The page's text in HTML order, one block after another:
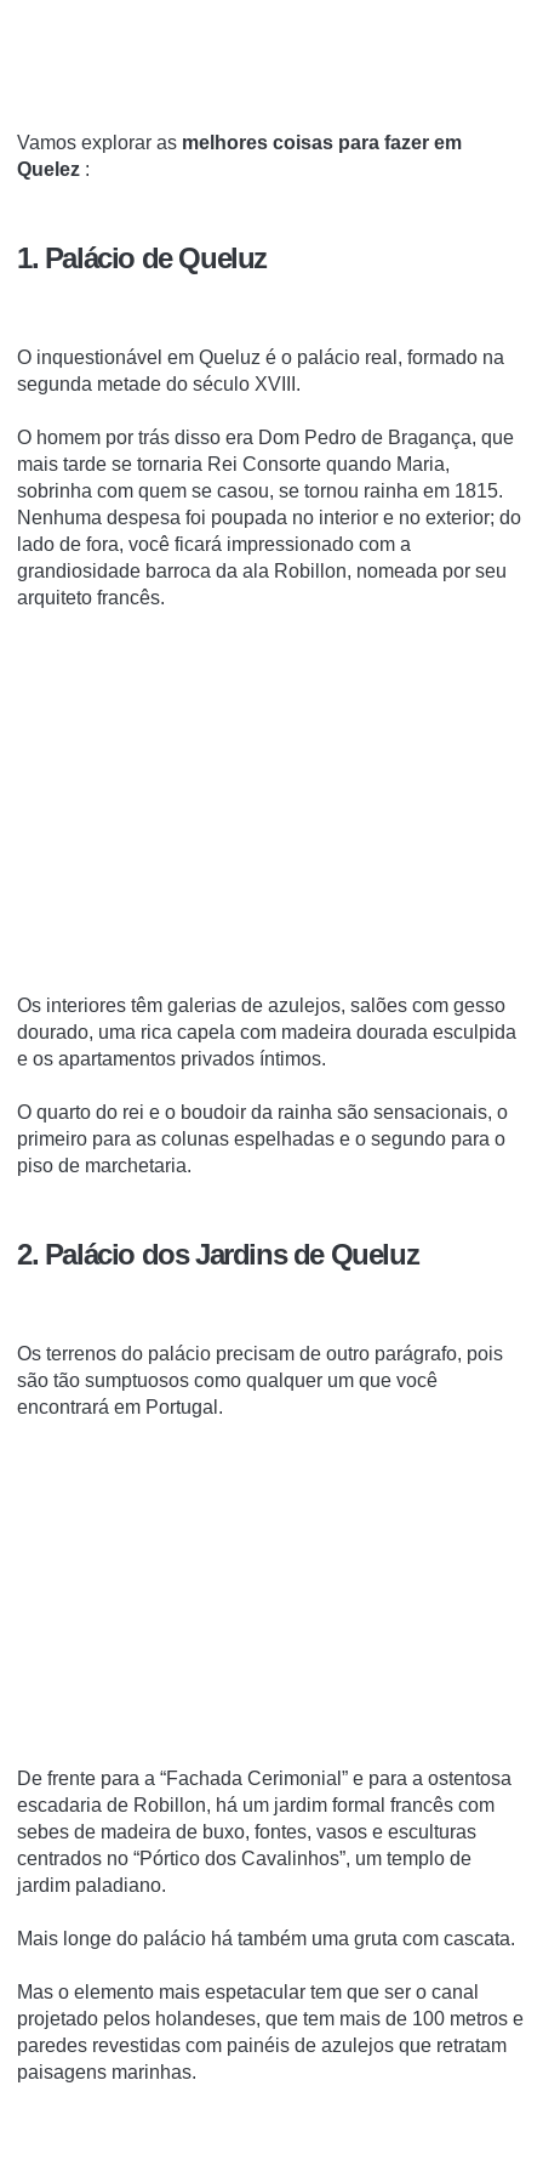
Vamos explorar as melhores coisas para fazer em
Quelez :
1. Palácio de Queluz
O inquestionável em Queluz é o palácio real, formado na
segunda metade do século XVIII.
O homem por trás disso era Dom Pedro de Bragança, que
mais tarde se tornaria Rei Consorte quando Maria,
sobrinha com quem se casou, se tornou rainha em 1815.
Nenhuma despesa foi poupada no interior e no exterior; do
lado de fora, você ficará impressionado com a
grandiosidade barroca da ala Robillon, nomeada por seu
arquiteto francês.
Os interiores têm galerias de azulejos, salões com gesso
dourado, uma rica capela com madeira dourada esculpida
e os apartamentos privados íntimos.
O quarto do rei e o boudoir da rainha são sensacionais, o
primeiro para as colunas espelhadas e o segundo para o
piso de marchetaria.
2. Palácio dos Jardins de Queluz
Os terrenos do palácio precisam de outro parágrafo, pois
são tão sumptuosos como qualquer um que você
encontrará em Portugal.
De frente para a “Fachada Cerimonial” e para a ostentosa
escadaria de Robillon, há um jardim formal francês com
sebes de madeira de buxo, fontes, vasos e esculturas
centrados no “Pórtico dos Cavalinhos”, um templo de
jardim paladiano.
Mais longe do palácio há também uma gruta com cascata.
Mas o elemento mais espetacular tem que ser o canal
projetado pelos holandeses, que tem mais de 100 metros e
paredes revestidas com painéis de azulejos que retratam
paisagens marinhas.